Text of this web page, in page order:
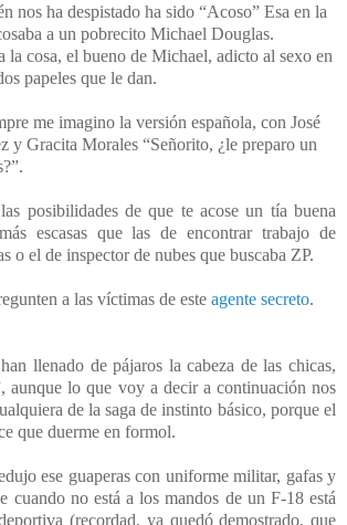
nos ha despistado ha sido “Acoso” Esa en la
a un pobrecito Michael Douglas.
la cosa, el bueno de Michael, adicto al sexo en
papeles que le dan.
me imagino la versión española, con José
y Gracita Morales “Señorito, ¿le preparo un
posibilidades de que te acose un tía buena
escasas que las de encontrar trabajo de
o el de inspector de nubes que buscaba ZP.
a las víctimas de este agente secreto.
llenado de pájaros la cabeza de las chicas,
aunque lo que voy a decir a continuación nos
de la saga de instinto básico, porque el
que duerme en formol.
ese guaperas con uniforme militar, gafas y
cuando no está a los mandos de un F-18 está
(recordad, ya quedó demostrado, que